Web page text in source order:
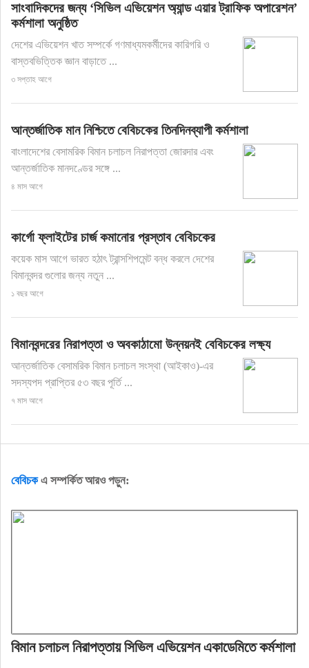
সাংবাদিকদের জন্য ‘সিভিল এভিয়েশন অ্যান্ড এয়ার ট্রাফিক অপারেশন’
কর্মশালা অনুষ্ঠিত
দেশের এভিয়েশন খাত সম্পর্কে গণমাধ্যমকর্মীদের কারিগরি ও
বাস্তবভিত্তিক জ্ঞান বাড়াতে ...
৩ সপ্তাহ আগে
আন্তর্জাতিক মান নিশ্চিতে বেবিচকের তিনদিনব্যাপী কর্মশালা
বাংলাদেশের বেসামরিক বিমান চলাচল নিরাপত্তা জোরদার এবং
আন্তর্জাতিক মানদণ্ডের সঙ্গে ...
৪ মাস আগে
কার্গো ফ্লাইটের চার্জ কমানোর প্রস্তাব বেবিচকের
কয়েক মাস আগে ভারত হঠাৎ ট্রান্সশিপমেন্ট বন্ধ করলে দেশের
বিমানবন্দর গুলোর জন্য নতুন ...
১ বছর আগে
বিমানবন্দরের নিরাপত্তা ও অবকাঠামো উন্নয়নই বেবিচকের লক্ষ্য
আন্তর্জাতিক বেসামরিক বিমান চলাচল সংস্থা (আইকাও)-এর
সদস্যপদ প্রাপ্তির ৫৩ বছর পূর্তি ...
৭ মাস আগে
বেবিচকএ সম্পর্কিত আরও পড়ুন:
বিমান চলাচল নিরাপত্তায় সিভিল এভিয়েশন একাডেমিতে কর্মশালা